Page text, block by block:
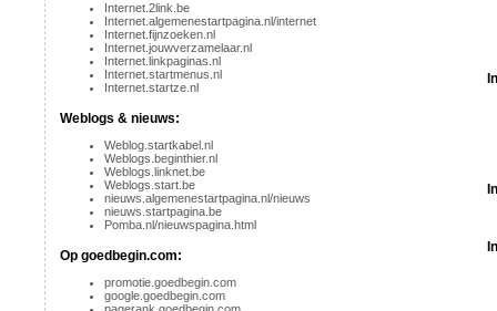
Internet.2link.be
Internet.algemenestartpagina.nl/internet
Internet.fijnzoeken.nl
Internet.jouwverzamelaar.nl
Internet.linkpaginas.nl
Internet.startmenus.nl
Internet.startze.nl
Weblogs & nieuws:
Weblog.startkabel.nl
Weblogs.beginthier.nl
Weblogs.linknet.be
Weblogs.start.be
nieuws.algemenestartpagina.nl/nieuws
nieuws.startpagina.be
Pomba.nl/nieuwspagina.html
Op goedbegin.com:
promotie.goedbegin.com
google.goedbegin.com